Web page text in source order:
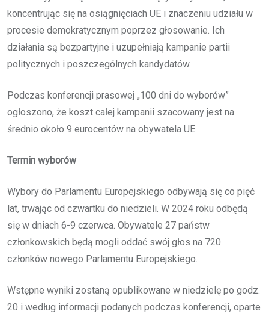
koncentrując się na osiągnięciach UE i znaczeniu udziału w
procesie demokratycznym poprzez głosowanie. Ich
działania są bezpartyjne i uzupełniają kampanie partii
politycznych i poszczególnych kandydatów.
Podczas konferencji prasowej „100 dni do wyborów”
ogłoszono, że koszt całej kampanii szacowany jest na
średnio około 9 eurocentów na obywatela UE.
Termin wyborów
Wybory do Parlamentu Europejskiego odbywają się co pięć
lat, trwając od czwartku do niedzieli. W 2024 roku odbędą
się w dniach 6-9 czerwca. Obywatele 27 państw
członkowskich będą mogli oddać swój głos na 720
członków nowego Parlamentu Europejskiego.
Wstępne wyniki zostaną opublikowane w niedzielę po godz.
20 i według informacji podanych podczas konferencji, oparte